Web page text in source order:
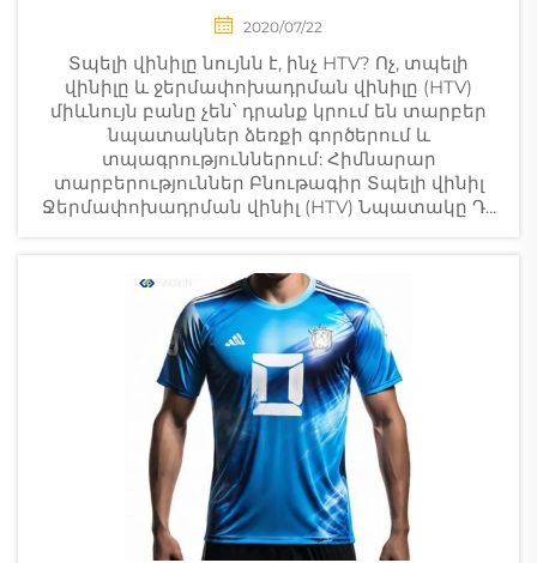
2020/07/22
Տպելի վինիլը նույնն է, ինչ HTV? Ոչ, տպելի
վինիլը և ջերմափոխադրման վինիլը (HTV)
միևնույն բանը չեն՝ դրանք կրում են տարբեր
նպատակներ ձեռքի գործերում և
տպագրություններում: Հիմնարար
տարբերություններ Բնութագիր Տպելի վինիլ
Ջերմափոխադրման վինիլ (HTV) Նպատակը Դ...